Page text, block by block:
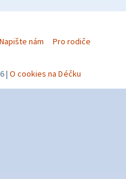
Napište nám Pro rodiče
O cookies na Déčku